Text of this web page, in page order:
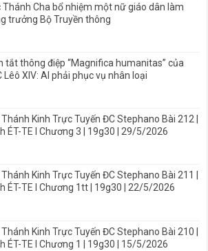
Cha bổ nhiệm một nữ giáo dân làm
trưởng Bộ Truyền thông
tắt thông điệp “Magnifica humanitas” của
Lêô XIV: AI phải phục vụ nhân loại
Thánh Kinh Trực Tuyến ĐC Stephano Bài 212 |
ÉT-TE I Chương 3 | 19g30 | 29/5/2026
Thánh Kinh Trực Tuyến ĐC Stephano Bài 211 |
ÉT-TE I Chương 1tt | 19g30 | 22/5/2026
Kinh Trực Tuyến ĐC Stephano Bài 210 |
ÉT-TE I Chương 1 | 19g30 | 15/5/2026